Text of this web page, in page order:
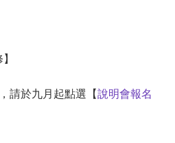
請於九月起點選【說明會報名